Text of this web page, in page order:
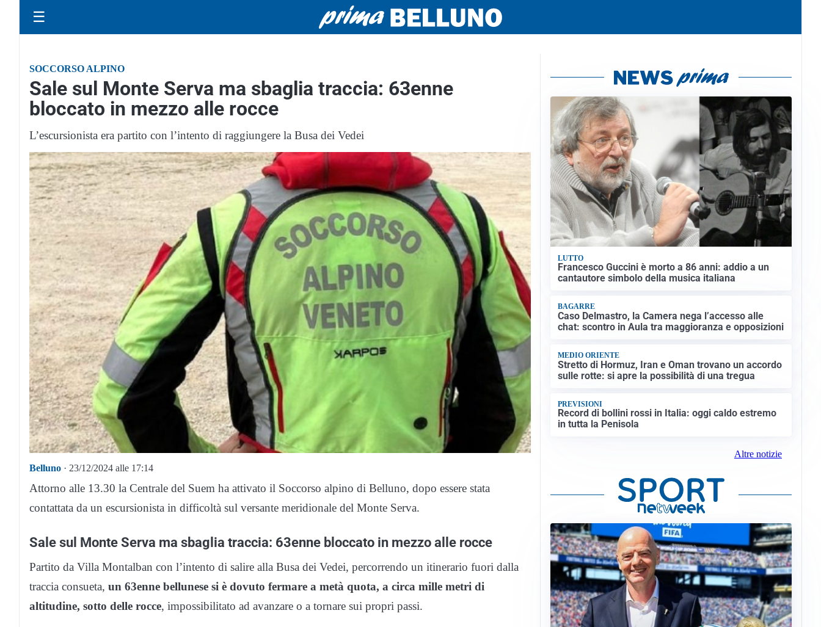
☰
SOCCORSO ALPINO
Sale sul Monte Serva ma sbaglia traccia: 63enne
bloccato in mezzo alle rocce
L’escursionista era partito con l’intento di raggiungere la Busa dei Vedei
Belluno · 23/12/2024 alle 17:14
Attorno alle 13.30 la Centrale del Suem ha attivato il Soccorso alpino di Belluno, dopo essere stata
contattata da un escursionista in difficoltà sul versante meridionale del Monte Serva.
Sale sul Monte Serva ma sbaglia traccia: 63enne bloccato in mezzo alle rocce
Partito da Villa Montalban con l’intento di salire alla Busa dei Vedei, percorrendo un itinerario fuori dalla
traccia consueta, un 63enne bellunese si è dovuto fermare a metà quota, a circa mille metri di
altitudine, sotto delle rocce, impossibilitato ad avanzare o a tornare sui propri passi.
LUTTO
Francesco Guccini è morto a 86 anni: addio a un
cantautore simbolo della musica italiana
BAGARRE
Caso Delmastro, la Camera nega l’accesso alle
chat: scontro in Aula tra maggioranza e opposizioni
MEDIO ORIENTE
Stretto di Hormuz, Iran e Oman trovano un accordo
sulle rotte: si apre la possibilità di una tregua
PREVISIONI
Record di bollini rossi in Italia: oggi caldo estremo
in tutta la Penisola
Altre notizie